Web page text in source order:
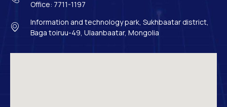
Office: 7711-1197
Information and technology park, Sukhbaatar district,
Baga toiruu-49, Ulaanbaatar, Mongolia